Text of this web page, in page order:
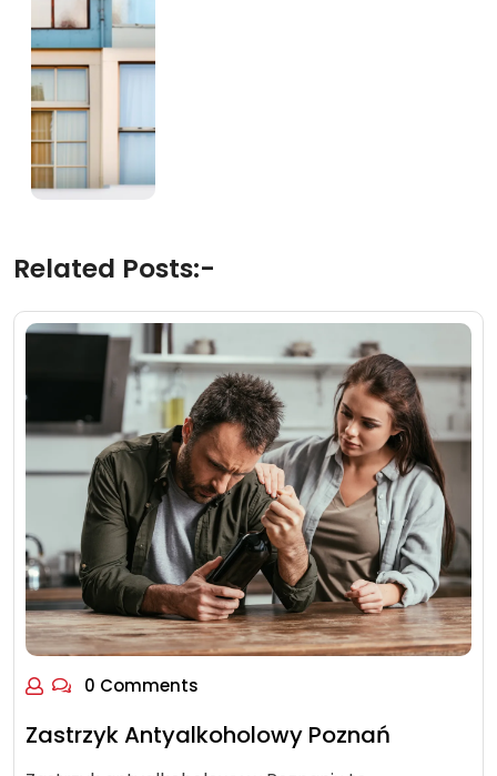
Related Posts:-
0 Comments
Zastrzyk Antyalkoholowy Poznań